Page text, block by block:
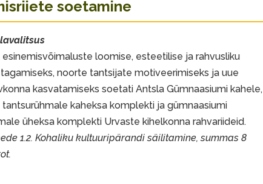
soetamine
loomise, esteetilise ja rahvusliku
noorte tantsijate motiveerimiseks ja uue
kasvatamiseks soetati Antsla Gümnaasiumi kahele,
tantsurühmale kaheksa komplekti ja gümnaasiumi
üheksa komplekti Urvaste kihelkonna rahvariideid.
1.2. Kohaliku kultuuripärandi säilitamine, summas 8